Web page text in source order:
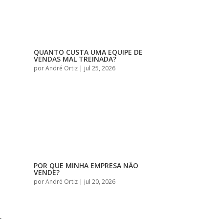
QUANTO CUSTA UMA EQUIPE DE
VENDAS MAL TREINADA?
porAndré Ortiz| jul 25, 2026
POR QUE MINHA EMPRESA NÃO
VENDE?
porAndré Ortiz| jul 20, 2026